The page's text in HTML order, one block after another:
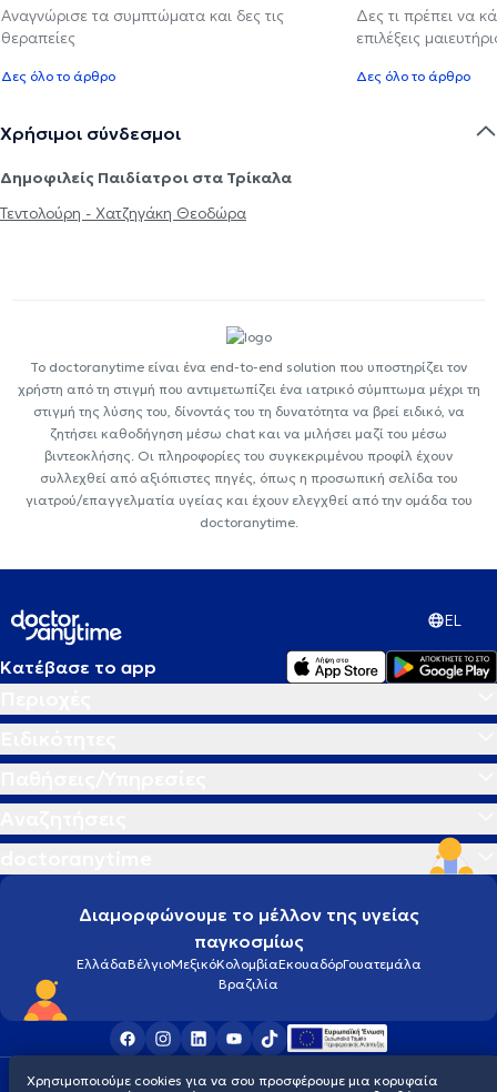
Αναγνώρισε τα συμπτώματα και δες τις
θεραπείες
Δες όλο το άρθρο
Δες τι πρέπει να
επιλέξεις
Δες όλο το άρθρο
Χρήσιμοι σύνδεσμοι
Δημοφιλείς Παιδίατροι στα Τρίκαλα
Τεντολούρη - Χατζηγάκη Θεοδώρα
Το doctoranytime είναι ένα end-to-end solution που υποστηρίζει τον
χρήστη από τη στιγμή που αντιμετωπίζει ένα ιατρικό σύμπτωμα μέχρι τη
στιγμή της λύσης του, δίνοντάς του τη δυνατότητα να βρεί ειδικό, να
ζητήσει καθοδήγηση μέσω chat και να μιλήσει μαζί του μέσω
βιντεοκλήσης. Οι πληροφορίες του συγκεκριμένου προφίλ έχουν
συλλεχθεί από αξιόπιστες πηγές, όπως η προσωπική σελίδα του
γιατρού/επαγγελματία υγείας και έχουν ελεγχθεί από την ομάδα του
doctoranytime.
EL
Κατέβασε το app
Διαμορφώνουμε το μέλλον της υγείας
παγκοσμίως
ΕλλάδαΒέλγιοΜεξικόΚολομβίαΕκουαδόρΓουατεμάλα
Βραζιλία
Οροι χρήσηςCookiesΠολιτική προστασίας προσωπικού απορρήτου
Χρησιμοποιούμε cookies για να σου προσφέρουμε μια κορυφαία